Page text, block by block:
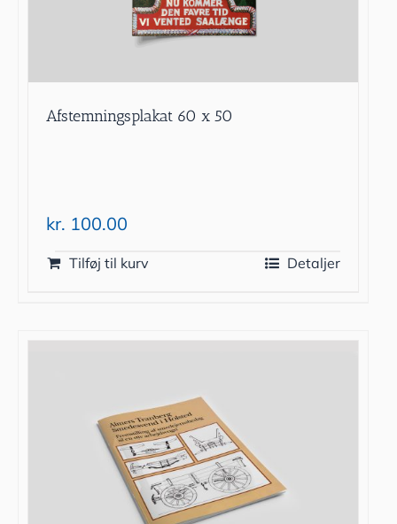
Afstemningsplakat 60 x 50
kr. 100.00
Tilføj til kurv Detaljer